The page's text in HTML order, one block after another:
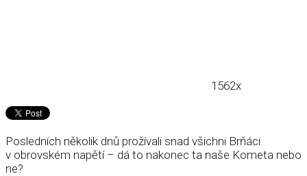
1562x
Posledních několik dnů prožívali snad všichni Brňáci
v obrovském napětí – dá to nakonec ta naše Kometa nebo
ne?